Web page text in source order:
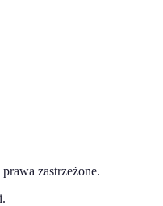
zastrzeżone.